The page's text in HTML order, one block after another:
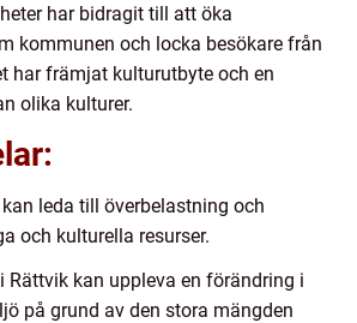
har bidragit till att öka
kommunen och locka besökare från
har främjat kulturutbyte och en
olika kulturer.
leda till överbelastning och
och kulturella resurser.
Rättvik kan uppleva en förändring i
på grund av den stora mängden